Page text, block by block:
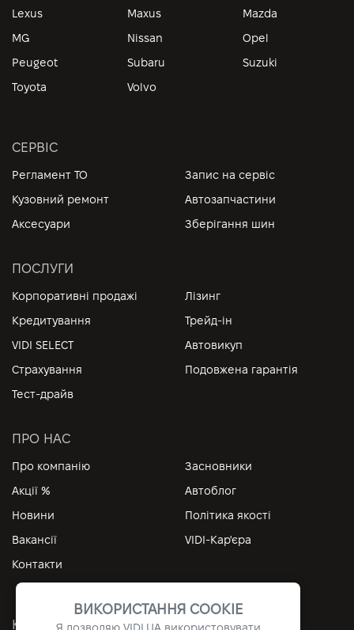
Lexus
Maxus
Mazda
MG
Nissan
Opel
Peugeot
Subaru
Suzuki
Toyota
Volvo
СЕРВІС
Регламент ТО
Запис на сервіс
Кузовний ремонт
Автозапчастини
Аксесуари
Зберігання шин
ПОСЛУГИ
Корпоративні продажі
Лізинг
Кредитування
Трейд-ін
VIDI SELECT
Автовикуп
Страхування
Подовжена гарантія
Тест-драйв
ПРО НАС
Про компанію
Засновники
Акції %
Автоблог
Новини
Політика якості
Вакансії
VIDI-Кар'єра
Контакти
КОРИСНІ ПОСИЛАННЯ
ВИКОРИСТАННЯ COOKIE